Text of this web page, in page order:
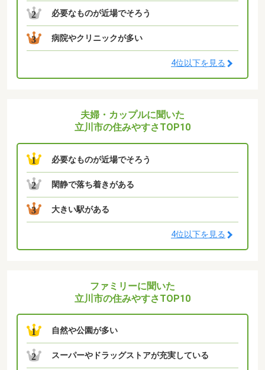
2 必要なものが近場でそろう
3 病院やクリニックが多い
4位以下を見る
夫婦・カップルに聞いた
立川市の住みやすさTOP10
1 必要なものが近場でそろう
2 閑静で落ち着きがある
3 大きい駅がある
4位以下を見る
ファミリーに聞いた
立川市の住みやすさTOP10
1 自然や公園が多い
2 スーパーやドラッグストアが充実している